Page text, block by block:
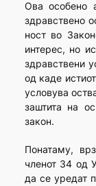
Ова особено
здравствено
ност во
интерес, но
здравствени
од каде
условува
заштита на
закон.
Понатаму,
членот 34 од
да се уредат